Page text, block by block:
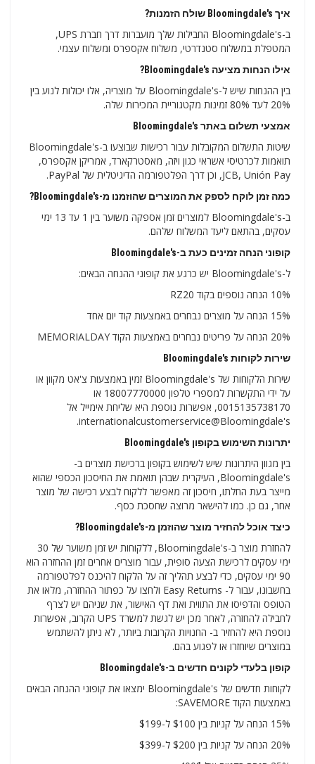
איך Bloomingdale's שולח הזמנות?
ב-Bloomingdale's החבילות שלך מועברות דרך חברת UPS,
המטפלת במשלוח סטנדרטי, משלוח אקספרס ומשלוח עצמי.
אילו הנחות מציעה Bloomingdale's?
בין ההנחות שיש ל-Bloomingdale's על מוצריה, אלו יכולות לנוע בין
20% לעד 80% זמינות מקטגוריית המכירות שלה.
אמצעי תשלום באתר Bloomingdale's
שיטות התשלום המקובלות עבור רכישות שבוצעו ב-Bloomingdale's
תואמות לכרטיסי אשראי כגון ויזה, מאסטרקארד, אמריקן אקספרס,
JCB, Unión Pay, וכן דרך הפלטפורמה הדיגיטלית של PayPal.
כמה זמן לוקח לספק את המוצרים שהוזמנו מ-Bloomingdale's?
ב-Bloomingdale's למוצרים זמן אספקה ​​משוער בין 1 עד 13 ימי
עסקים, בהתאם ליעד המשלוח שלהם.
קופוני הנחה זמינים כעת ב-Bloomingdale's
ל-Bloomingdale's יש כרגע את קופוני ההנחה הבאים:
10% הנחה נוספים בקוד RZ20
15% הנחה על מוצרים נבחרים באמצעות קוד יום אחד
20% הנחה על פריטים נבחרים באמצעות הקוד MEMORIALDAY
שירות לקוחות Bloomingdale's
שירות הלקוחות של Bloomingdale's זמין באמצעות צ'אט מקוון או
על ידי התקשרות למספרי טלפון 18007770000 או
0015135738170, אפשרות נוספת היא שליחת אימייל אל
internationalcustomerservice@Bloomingdale's.
יתרונות השימוש בקופון Bloomingdale's
בין מגוון היתרונות שיש לשימוש בקופון ברכישת מוצרים ב-
Bloomingdale's, העיקרית שבהן תואמת את החיסכון הכספי שהוא
מייצר בעת החלתו, חיסכון זה מאפשר ללקוח לבצע רכישה של מוצר
אחר, גם כן. כמו להישאר מרוצה שחסכת כסף.
כיצד אוכל להחזיר מוצר שהוזמן מ-Bloomingdale's?
להחזרת מוצר ב-Bloomingdale's, ללקוחות יש זמן משוער של 30
ימי עסקים לרכישת הצעה סופית, עבור מוצרים אחרים זמן ההחזרה הוא
90 ימי עסקים, כדי לבצע תהליך זה על הלקוח להיכנס לפלטפורמה
בחשבונו, עבור ל- Easy Returns ולחצו על כפתור ההחזרה, מלאו את
הטופס והדפיסו את התווית ואת דף האישור, את שניהם יש לצרף
לחבילה להחזרה, לאחר מכן יש לגשת למשרד UPS הקרוב, אפשרות
נוספת היא להחזיר ב- החנויות הקרובות ביותר, לא ניתן להשתמש
במוצרים שיוחזרו או לפגוע בהם.
קופון בלעדי לקונים חדשים ב-Bloomingdale's
לקוחות חדשים של Bloomingdale's ימצאו את קופוני ההנחה הבאים
באמצעות הקוד SAVEMORE:
15% הנחה על קניות בין $100 ל-$199
20% הנחה על קניות בין $200 ל-$399